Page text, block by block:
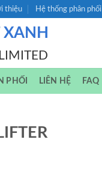
thiệu Hệ thống phân phối
XANH
PHỐI LIÊN HỆ FAQ